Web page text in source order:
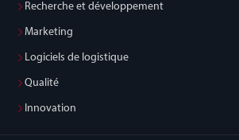
Recherche et développement
Marketing
Logiciels de logistique
Qualité
Innovation